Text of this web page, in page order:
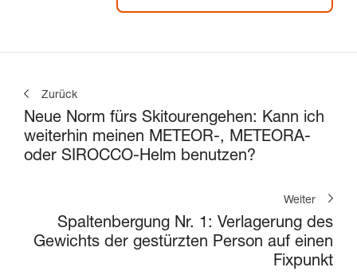
Zurück
Neue Norm fürs Skitourengehen: Kann ich
weiterhin meinen METEOR-, METEORA-
oder SIROCCO-Helm benutzen?
Weiter
Spaltenbergung Nr. 1: Verlagerung des
Gewichts der gestürzten Person auf einen
Fixpunkt